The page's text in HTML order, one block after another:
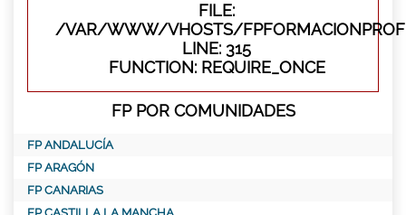
FILE:
/VAR/WWW/VHOSTS/
LINE: 315
FUNCTION: REQUIRE_ONCE
FP POR COMUNIDADES
FP ANDALUCÍA
FP ARAGÓN
FP CANARIAS